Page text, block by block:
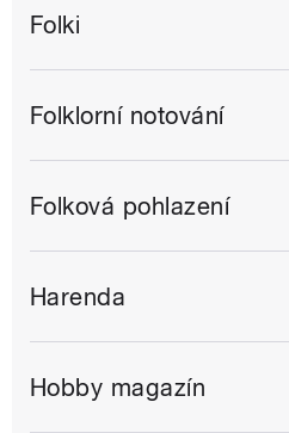
Folki
Folklorní notování
Folková pohlazení
Harenda
Hobby magazín